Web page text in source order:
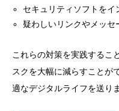
セキュリティソフトをイ
疑わしいリンクやメッセ
これらの対策を実践するこ
スクを大幅に減らすことが
適なデジタルライフを送り